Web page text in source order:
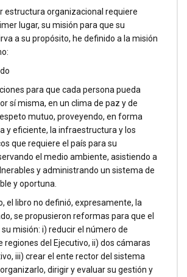
estructura organizacional requiere
lugar, su misión para que su
a su propósito, he definido a la misión
para que cada persona pueda
sí misma, en un clima de paz y de
mutuo, proveyendo, en forma
y eficiente, la infraestructura y los
que requiere el país para su
el medio ambiente, asistiendo a
y administrando un sistema de
y oportuna.
el libro no definió, expresamente, la
se propusieron reformas para que el
misión: i) reducir el número de
regiones del Ejecutivo, ii) dos cámaras
iii) crear el ente rector del sistema
dirigir y evaluar su gestión y